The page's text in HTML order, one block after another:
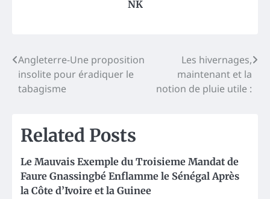
NK
Post
navigation
Angleterre-Une proposition
insolite pour éradiquer le
tabagisme
Les hivernages,
maintenant et la
notion de pluie utile :
Related Posts
Le Mauvais Exemple du Troisieme Mandat de
Faure Gnassingbé Enflamme le Sénégal Après
la Côte d’Ivoire et la Guinee